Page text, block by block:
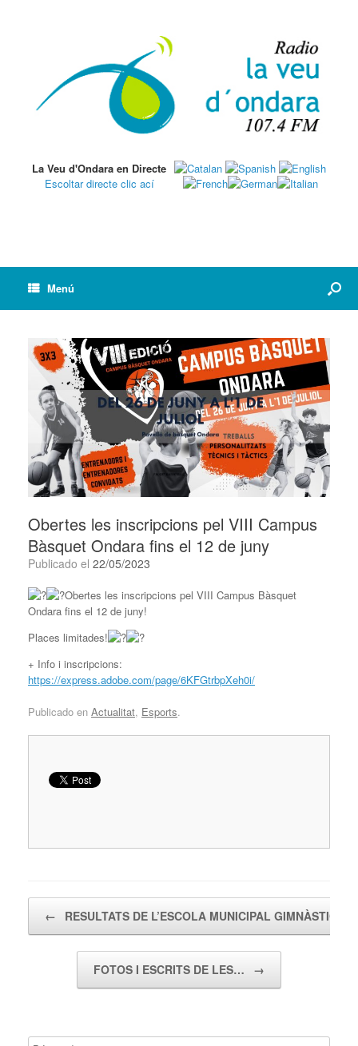
La Veu d'Ondara en Directe
Escoltar directe clic ací
Menú
Obertes les inscripcions pel VIII Campus
Bàsquet Ondara fins el 12 de juny
Publicado el 22/05/2023
Obertes les inscripcions pel VIII Campus Bàsquet
Ondara fins el 12 de juny!
Places limitades!
+ Info i inscripcions:
https://express.adobe.com/page/6KFGtrbpXeh0i/
Publicado en Actualitat, Esports.
← RESULTATS DE L’ESCOLA MUNICIPAL GIMNÀSTICA…
FOTOS I ESCRITS DE LES… →